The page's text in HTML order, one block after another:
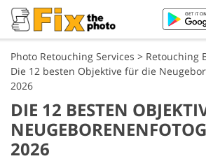
Photo Retouching Services > Retouching
Die 12 besten Objektive für die
2026
DIE 12 BESTEN
2026